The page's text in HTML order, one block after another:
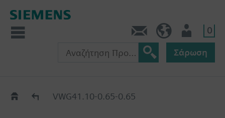
0
Σάρωση
Old2NewVWG41.10-0.65-0.65